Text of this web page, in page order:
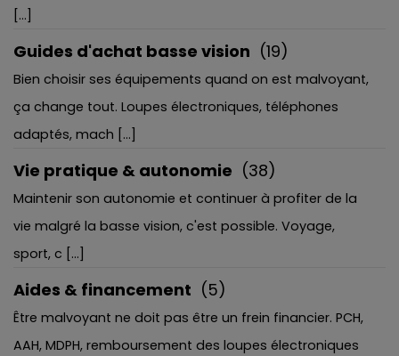
[...]
Guides d'achat basse vision (19)
Bien choisir ses équipements quand on est malvoyant,
ça change tout. Loupes électroniques, téléphones
adaptés, mach [...]
Vie pratique & autonomie (38)
Maintenir son autonomie et continuer à profiter de la
vie malgré la basse vision, c'est possible. Voyage,
sport, c [...]
Aides & financement (5)
Être malvoyant ne doit pas être un frein financier. PCH,
AAH, MDPH, remboursement des loupes électroniques